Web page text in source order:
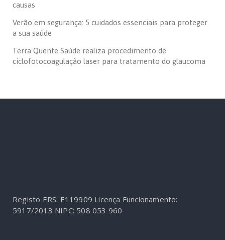
causas
Verão em segurança: 5 cuidados essenciais para proteger
a sua saúde
Terra Quente Saúde realiza procedimento de
ciclofotocoagulação laser para tratamento do glaucoma
Registo ERS: E119909 Licença Funcionamento:
5917/2013 NIPC: 508 053 960